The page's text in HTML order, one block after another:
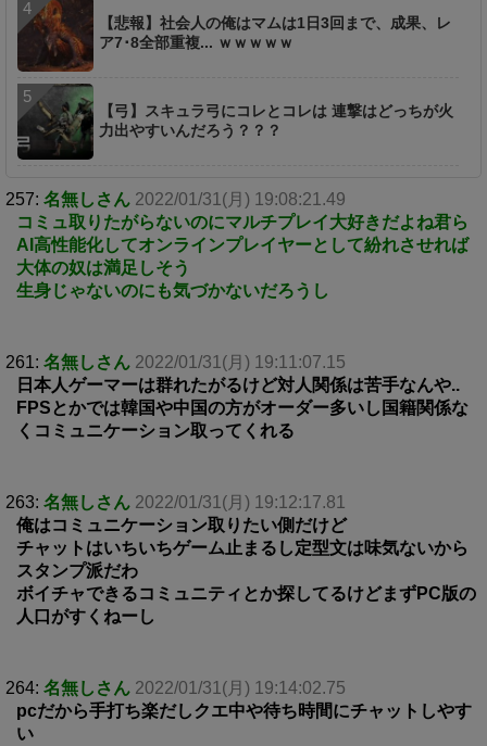
【悲報】社会人の俺はマムは1日3回まで、成果、レ
ア7･8全部重複... ｗｗｗｗｗ
【弓】スキュラ弓にコレとコレは 連撃はどっちが火
力出やすいんだろう？？？
257: 名無しさん 2022/01/31(月) 19:08:21.49
コミュ取りたがらないのにマルチプレイ大好きだよね君ら
AI高性能化してオンラインプレイヤーとして紛れさせれば
大体の奴は満足しそう
生身じゃないのにも気づかないだろうし
261: 名無しさん 2022/01/31(月) 19:11:07.15
日本人ゲーマーは群れたがるけど対人関係は苦手なんや..
FPSとかでは韓国や中国の方がオーダー多いし国籍関係な
くコミュニケーション取ってくれる
263: 名無しさん 2022/01/31(月) 19:12:17.81
俺はコミュニケーション取りたい側だけど
チャットはいちいちゲーム止まるし定型文は味気ないから
スタンプ派だわ
ボイチャできるコミュニティとか探してるけどまずPC版の
人口がすくねーし
264: 名無しさん 2022/01/31(月) 19:14:02.75
pcだから手打ち楽だしクエ中や待ち時間にチャットしやす
い